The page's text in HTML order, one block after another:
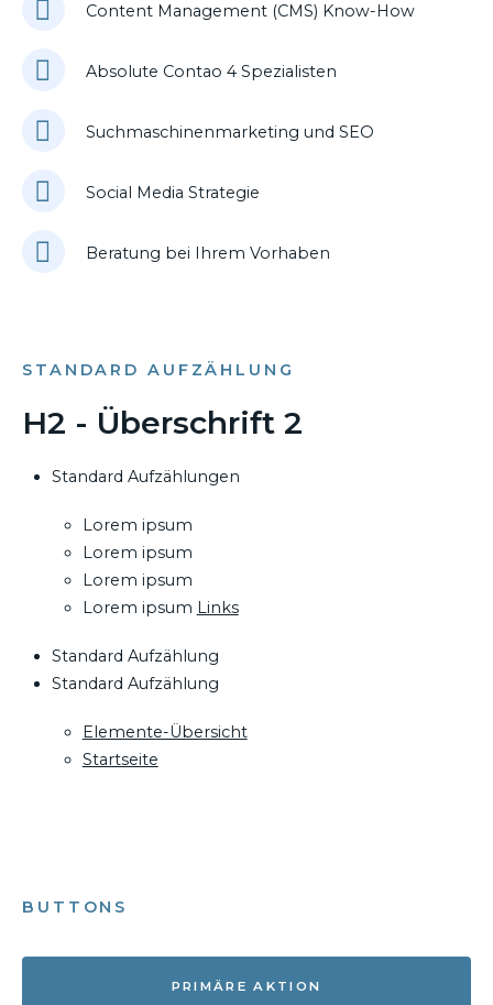
Content Management (CMS) Know-How
Absolute Contao 4 Spezialisten
Suchmaschinenmarketing und SEO
Social Media Strategie
Beratung bei Ihrem Vorhaben
STANDARD AUFZÄHLUNG
H2 - Überschrift 2
Standard Aufzählungen
Lorem ipsum
Lorem ipsum
Lorem ipsum
Lorem ipsum Links
Standard Aufzählung
Standard Aufzählung
Elemente-Übersicht
Startseite
BUTTONS
PRIMÄRE AKTION